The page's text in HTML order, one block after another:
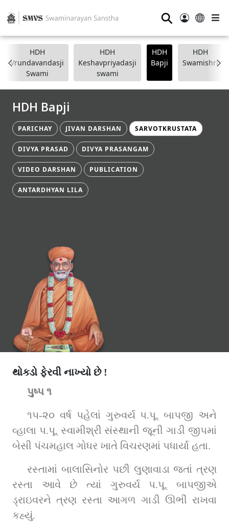
⚲
HDH
Vrundavandasji
Swami
HDH
Keshavpriyadasji
swami
HDH
Bapji
HDH
Swamishri
HDH Bapji
PARICHAY JIVAN DARSHAN SARVOTKRUSTATA
DIVYA PRASAD DIVYA PRASANGAM
VIDEO DARSHAN PUBLICATION
ANTARDHYAN LILA
થોક્ડો ફેરવી નાખ્યો છે !
પુષ્પ ૧
૧૫-૨૦ વર્ષ પહેલાં ગુરુવર્ય પ.પૂ. બાપજી અને
વ્હાલા પ.પૂ. સ્વામીશ્રી સંસ્થાની જૂની ગાડી જીપમાં
બેસી પંચમહાલ ગોધર ખાતે વિચરણમાં પધાર્યા હતા.
રસ્તામાં બાલાસિનોર પછી લુણાવાડા જતાં ત્રણ
રસ્તા આવે છે ત્યાં ગુરુવર્ય પ.પૂ. બાપજીએ
ડ્રાઇવરને ત્રણ રસ્તા આગળ ગાડી ઊભી રાખવા
કહ્યું.